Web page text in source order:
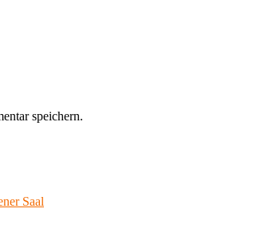
speichern.
Saal